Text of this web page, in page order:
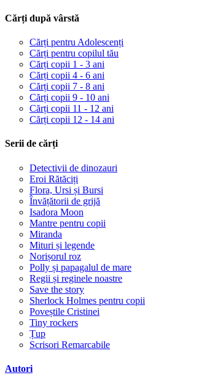
Cărți după vârstă
Cărți pentru Adolescenți
Cărți pentru copilul tău
Cărți copii 1 - 3 ani
Cărți copii 4 - 6 ani
Cărți copii 7 - 8 ani
Cărți copii 9 - 10 ani
Cărți copii 11 - 12 ani
Cărți copii 12 - 14 ani
Serii de cărți
Detectivii de dinozauri
Eroi Rătăciți
Flora, Ursi și Bursi
Învățătorii de grijă
Isadora Moon
Mantre pentru copii
Miranda
Mituri și legende
Norișorul roz
Polly și papagalul de mare
Regii și reginele noastre
Save the story
Sherlock Holmes pentru copii
Poveștile Cristinei
Tiny rockers
Țup
Scrisori Remarcabile
Autori